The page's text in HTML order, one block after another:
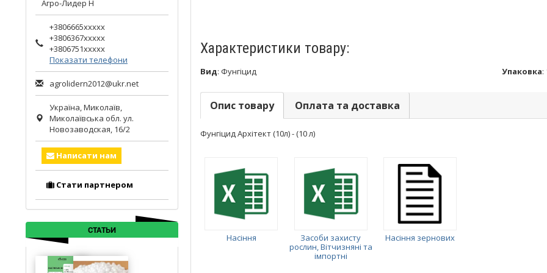
Характеристики товару:
Вид: Фунгіцид Упаковка:
Опис товару Оплата та доставка
Фунгіцид Архітект (10л) - (10 л)
Насіння
Засоби захисту
рослин, Вітчизняні та
імпортні
Насіння зернових
Агро-Лидер Н
+3806665xxxxx
+3806367xxxxx
+3806751xxxxx
Показати телефони
agrolidern2012@ukr.net
Україна,Миколаїв,
Миколаївська обл. ул.
Новозаводская, 16/2
Написати нам
Стати партнером
СТАТЬИ